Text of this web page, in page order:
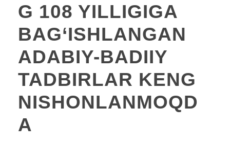
G 108 YILLIGIGA
BAG‘ISHLANGAN
ADABIY-BADIIY
TADBIRLAR KENG
NISHONLANMOQD
A